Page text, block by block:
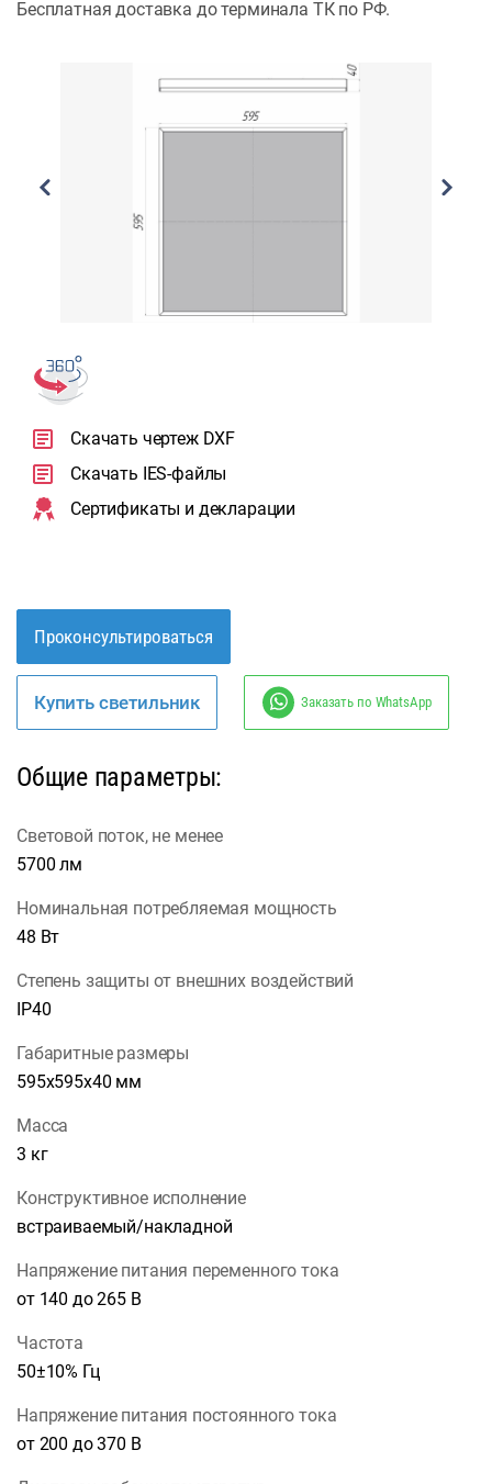
Бесплатная доставка до терминала ТК по РФ.
Скачать чертеж DXF
Скачать IES-файлы
Сертификаты и декларации
Проконсультироваться
Купить светильник Заказать по WhatsApp
Общие параметры:
Световой поток, не менее
5700 лм
Номинальная потребляемая мощность
48 Вт
Степень защиты от внешних воздействий
IP40
Габаритные размеры
595х595х40 мм
Масса
3 кг
Конструктивное исполнение
встраиваемый/накладной
Напряжение питания переменного тока
от 140 до 265 В
Частота
50±10% Гц
Напряжение питания постоянного тока
от 200 до 370 В